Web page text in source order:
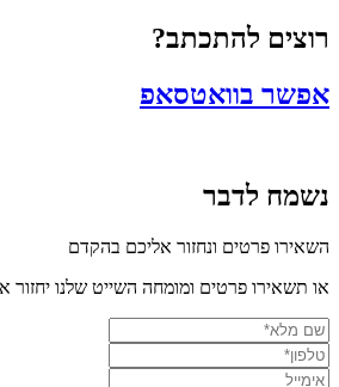
רוצים להתכתב?
אפשר בוואטסאפ
נשמח לדבר
השאירו פרטים ונחזור אליכם בהקדם
או תשאירו פרטים ומומחה השייט שלנו יחזור